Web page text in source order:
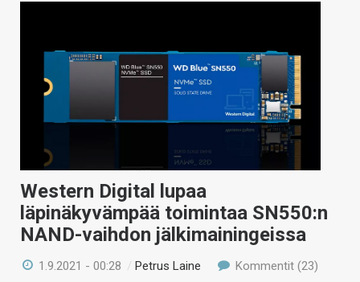
HINTA.FI
KAUPPA
VAIHDA TEEMA
HAKU
Western Digital lupaa
läpinäkyvämpää toimintaa SN550:n
NAND-vaihdon jälkimainingeissa
1.9.2021 - 00:28 /Petrus Laine Kommentit (23)